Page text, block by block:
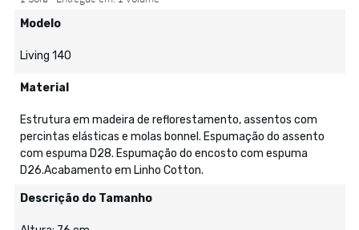
Modelo
Living 140
Material
Estrutura em madeira de reflorestamento, assentos com
percintas elásticas e molas bonnel. Espumação do assento
com espuma D28. Espumação do encosto com espuma
D26.Acabamento em Linho Cotton.
Descrição do Tamanho